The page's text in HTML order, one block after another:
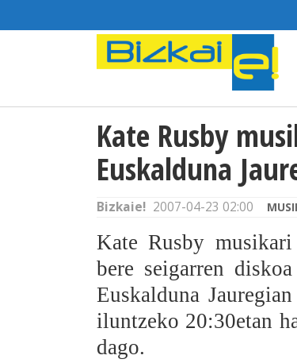
Kate Rusby
Euskalduna
Bizkaie! 2007-04-23 02:00
Kate Rusby
bere seigarren
Euskalduna
iluntzeko 20:30etan
dago.